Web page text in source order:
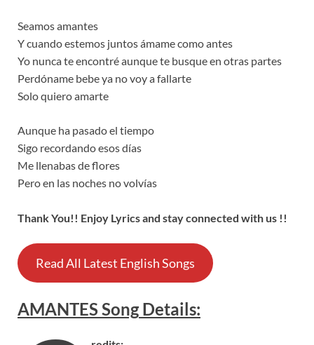
Seamos amantes
Y cuando estemos juntos ámame como antes
Yo nunca te encontré aunque te busque en otras partes
Perdóname bebe ya no voy a fallarte
Solo quiero amarte
Aunque ha pasado el tiempo
Sigo recordando esos días
Me llenabas de flores
Pero en las noches no volvías
Thank You!! Enjoy Lyrics and stay connected with us !!
Read All Latest English Songs
AMANTES SongDetails: